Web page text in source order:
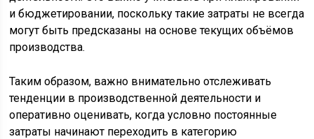
и бюджетировании, поскольку такие затраты не всегда
могут быть предсказаны на основе текущих объёмов
производства.
Таким образом, важно внимательно отслеживать
тенденции в производственной деятельности и
оперативно оценивать, когда условно постоянные
затраты начинают переходить в категорию